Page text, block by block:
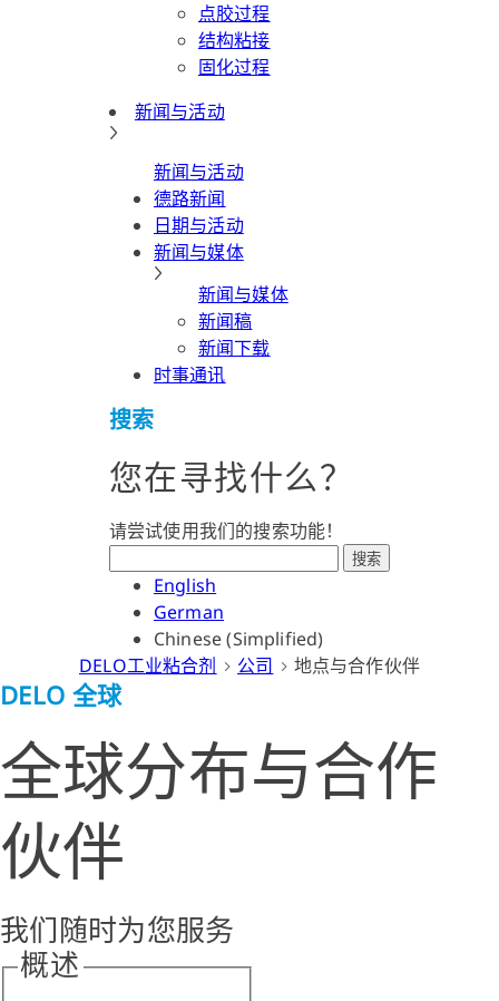
点胶过程
结构粘接
固化过程
新闻与活动
新闻与活动
德路新闻
日期与活动
新闻与媒体
新闻与媒体
新闻稿
新闻下载
时事通讯
搜索
您在寻找什么？
请尝试使用我们的搜索功能！
搜索
English
German
Chinese (Simplified)
DELO工业粘合剂
公司 地点与合作伙伴
DELO 全球
全球分布与合作
伙伴
我们随时为您服务
概述